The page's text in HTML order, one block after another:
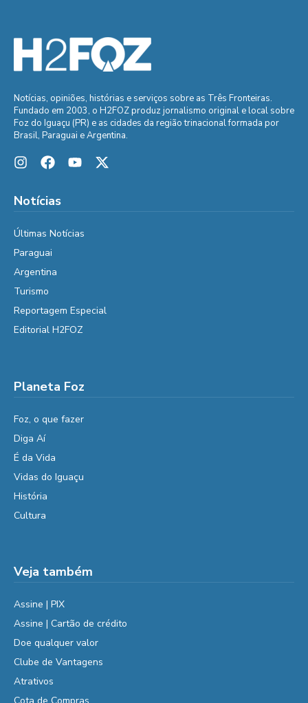
Notícias, opiniões, histórias e serviços sobre as Três Fronteiras.
Fundado em 2003, o H2FOZ produz jornalismo original e local sobre
Foz do Iguaçu (PR) e as cidades da região trinacional formada por
Brasil, Paraguai e Argentina.
Notícias
Últimas Notícias
Paraguai
Argentina
Turismo
Reportagem Especial
Editorial H2FOZ
Planeta Foz
Foz, o que fazer
Diga Aí
É da Vida
Vidas do Iguaçu
História
Cultura
Veja também
Assine | PIX
Assine | Cartão de crédito
Doe qualquer valor
Clube de Vantagens
Atrativos